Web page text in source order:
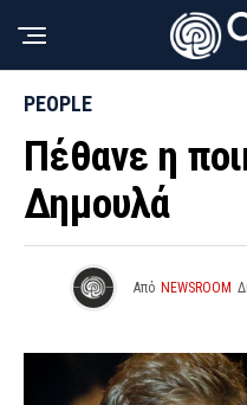
PEOPLE
Πέθανε η
Δημουλά
Από NEWSROOM